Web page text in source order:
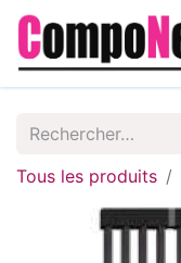
Tous les produits